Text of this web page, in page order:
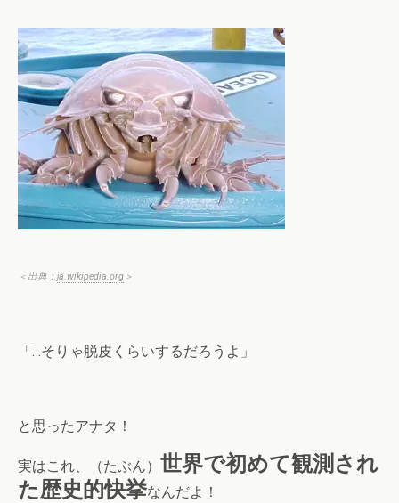
＜出典： ja.wikipedia.org ＞
「…そりゃ脱皮くらいするだろうよ」
と思ったアナタ！
実はこれ、（たぶん） 世界で初めて観測され
た歴史的快挙なんだよ！